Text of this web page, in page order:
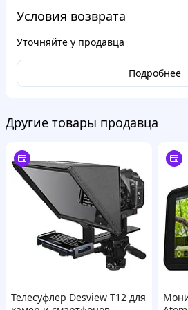
Условия возврата
Уточняйте у продавца
Подробнее
Другие товары продавца
Телесуфлер Desview T12 для